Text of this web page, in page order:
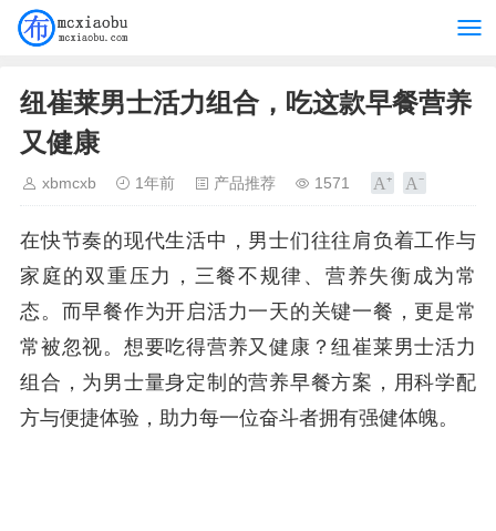
纽崔莱男士活力组合，吃这款早餐营养
又健康
xbmcxb 1年前 产品推荐 1571
在快节奏的现代生活中，男士们往往肩负着工作与
家庭的双重压力，三餐不规律、营养失衡成为常
态。而早餐作为开启活力一天的关键一餐，更是常
常被忽视。想要吃得营养又健康？纽崔莱男士活力
组合，为男士量身定制的营养早餐方案，用科学配
方与便捷体验，助力每一位奋斗者拥有强健体魄。